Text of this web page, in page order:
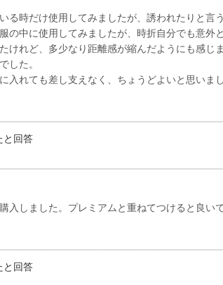
る時だけ使用してみましたが、誘われたりと言
の中に使用してみましたが、時折自分でも意外
けれど、多少なり距離感が縮んだようにも感じ
した。
入れても差し支えなく、ちょうどよいと思いまし
と回答
入しました。プレミアムと重ねてつけると良いで
と回答